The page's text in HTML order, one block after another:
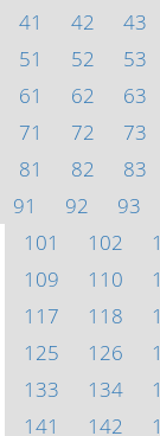
41
42 43
51
52 53
61
62 63
71
72 73
81
82 83
91
92 93
101
102
109
110
117
118
125
126
133
134
141
142